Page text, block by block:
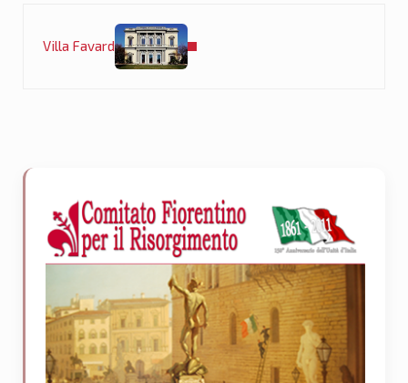
Villa Favard
Sidebar